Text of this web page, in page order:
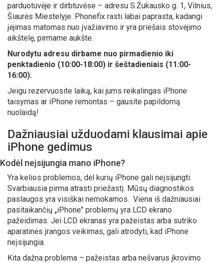
parduotuvėje ir dirbtuvėse – adresu S.Žukausko g. 1, Vilnius,
Šiaurės Miestelyje. Phonefix rasti labai paprasta, kadangi
įėjimas matomas nuo įvažiavimo ir yra priešais stovėjimo
aikštelę, pirmame aukšte.
Nurodytu adresu dirbame nuo pirmadienio iki
penktadienio (10:00-18:00) ir šeštadieniais (11:00-
16:00).
Jeigu rezervuosite laiką, kai jums reikalingas iPhone
taisymas ar iPhone remontas – gausite papildomą
nuolaidą!
Dažniausiai užduodami klausimai apie
iPhone gedimus
Kodėl neįsijungia mano iPhone?
Yra kelios problemos, dėl kurių iPhone gali neįsijungti.
Svarbiausia pirma atrasti priežastį. Mūsų diagnostikos
paslaugos yra visiškai nemokamos. Viena iš dažniausiai
pasitaikančių „iPhone" problemų yra LCD ekrano
pažeidimas. Jei LCD ekranas yra pažeistas arba sutriko
aparatinės įrangos veikimas, gali atrodyti, kad iPhone
neįsijungia.
Kita dažna problema – pažeistas arba nešvarus įkrovimo